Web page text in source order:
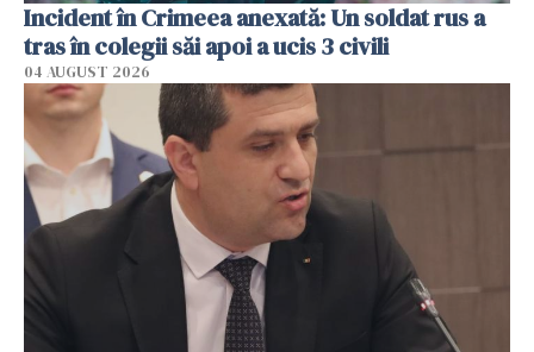
Incident în Crimeea anexată: Un soldat rus a
tras în colegii săi apoi a ucis 3 civili
04 AUGUST 2026